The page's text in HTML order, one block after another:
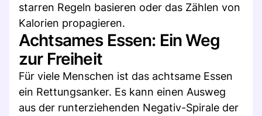
starren Regeln basieren oder das Zählen von
Kalorien propagieren.
Achtsames Essen: Ein Weg
zur Freiheit
Für viele Menschen ist das achtsame Essen
ein Rettungsanker. Es kann einen Ausweg
aus der runterziehenden Negativ-Spirale der